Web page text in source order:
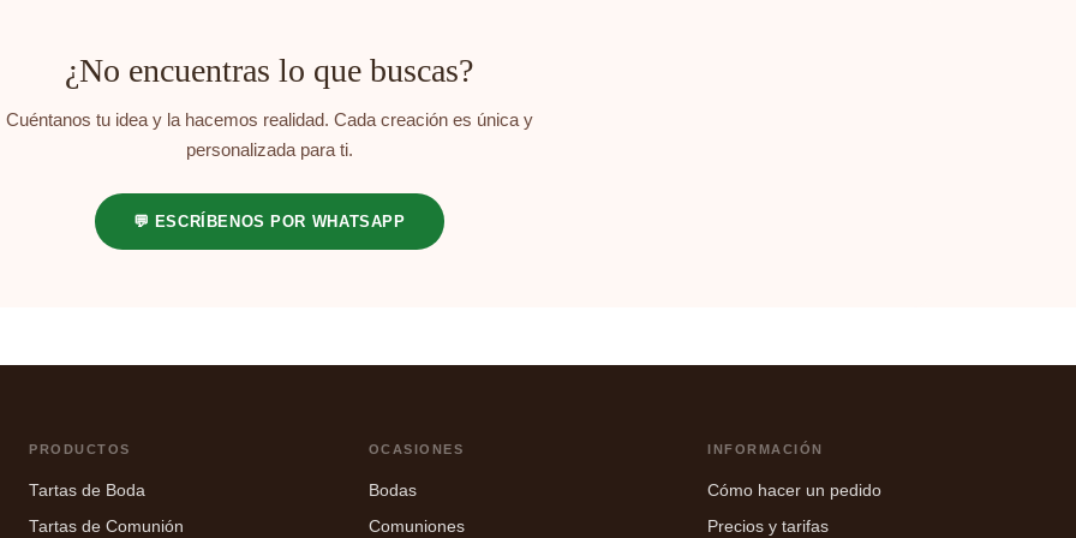
¿No encuentras lo que buscas?
Cuéntanos tu idea y la hacemos realidad. Cada creación es única y
personalizada para ti.
💬 ESCRÍBENOS POR WHATSAPP
PRODUCTOS
Tartas de Boda
Tartas de Comunión
OCASIONES
Bodas
Comuniones
INFORMACIÓN
Cómo hacer un pedido
Precios y tarifas